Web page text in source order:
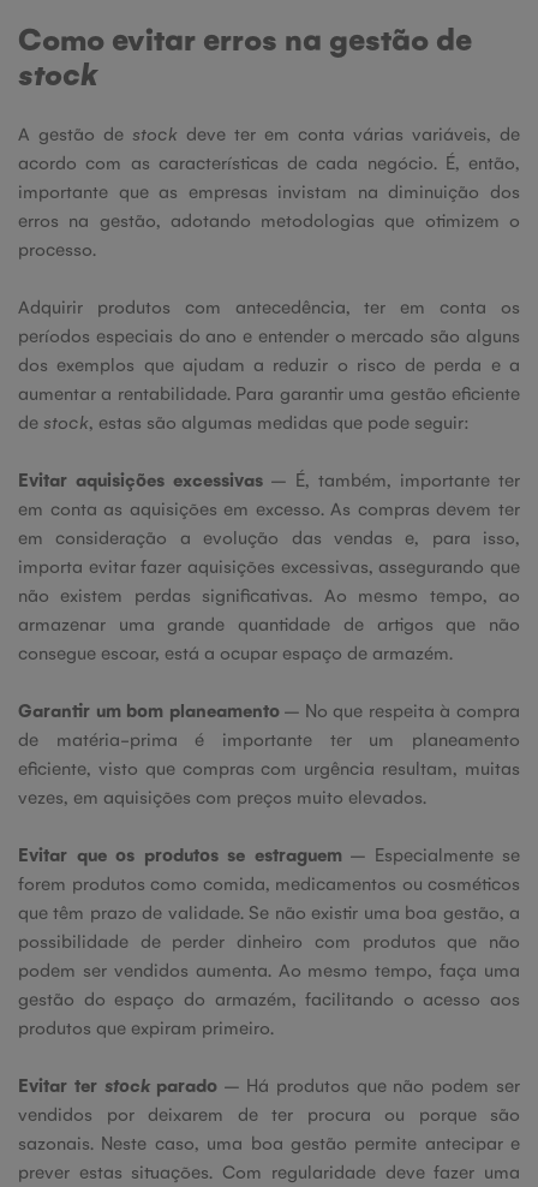
Como evitar erros na gestão de
stock
A gestão de stock deve ter em conta várias variáveis, de
acordo com as características de cada negócio. É, então,
importante que as empresas invistam na diminuição dos
erros na gestão, adotando metodologias que otimizem o
processo.
Adquirir produtos com antecedência, ter em conta os
períodos especiais do ano e entender o mercado são alguns
dos exemplos que ajudam a reduzir o risco de perda e a
aumentar a rentabilidade. Para garantir uma gestão eficiente
de stock, estas são algumas medidas que pode seguir:
Evitar aquisições excessivas – É, também, importante ter
em conta as aquisições em excesso. As compras devem ter
em consideração a evolução das vendas e, para isso,
importa evitar fazer aquisições excessivas, assegurando que
não existem perdas significativas. Ao mesmo tempo, ao
armazenar uma grande quantidade de artigos que não
consegue escoar, está a ocupar espaço de armazém.
Garantir um bom planeamento– No que respeita à compra
de matéria-prima é importante ter um planeamento
eficiente, visto que compras com urgência resultam, muitas
vezes, em aquisições com preços muito elevados.
Evitar que os produtos se estraguem – Especialmente se
forem produtos como comida, medicamentos ou cosméticos
que têm prazo de validade. Se não existir uma boa gestão, a
possibilidade de perder dinheiro com produtos que não
podem ser vendidos aumenta. Ao mesmo tempo, faça uma
gestão do espaço do armazém, facilitando o acesso aos
produtos que expiram primeiro.
Evitar ter stockparado – Há produtos que não podem ser
vendidos por deixarem de ter procura ou porque são
sazonais. Neste caso, uma boa gestão permite antecipar e
prever estas situações. Com regularidade deve fazer uma